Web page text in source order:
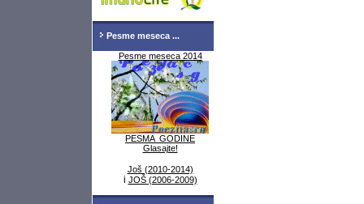
Pesme meseca ...
Pesme meseca 2014
PESMA GODINE
Glasajte!
Još (2010-2014)
i JOŠ (2006-2009)